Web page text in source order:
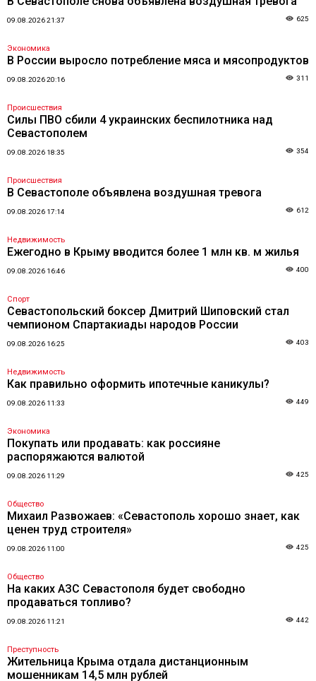
09.08.2026 21:37 625
Экономика
В России выросло потребление мяса и мясопродуктов
09.08.2026 20:16 311
Происшествия
Силы ПВО сбили 4 украинских беспилотника над
Севастополем
09.08.2026 18:35 354
Происшествия
В Севастополе объявлена воздушная тревога
09.08.2026 17:14 612
Недвижимость
Ежегодно в Крыму вводится более 1 млн кв. м жилья
09.08.2026 16:46 400
Спорт
Севастопольский боксер Дмитрий Шиповский стал
чемпионом Спартакиады народов России
09.08.2026 16:25 403
Недвижимость
Как правильно оформить ипотечные каникулы?
09.08.2026 11:33 449
Экономика
Покупать или продавать: как россияне
распоряжаются валютой
09.08.2026 11:29 425
Общество
Михаил Развожаев: «Севастополь хорошо знает, как
ценен труд строителя»
09.08.2026 11:00 425
Общество
На каких АЗС Севастополя будет свободно
продаваться топливо?
09.08.2026 11:21 442
Преступность
Жительница Крыма отдала дистанционным
мошенникам 14,5 млн рублей